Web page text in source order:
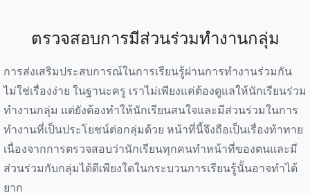
ตรวจสอบการมีส่วนร่วมทำงานกลุ่ม
การส่งเสริมประสบการณ์ในการเรียนรู้ผ่านการทำงานร่วมกัน
ไม่ใช่เรื่องง่าย ในฐานะครู เราไม่เพียงแค่ต้องดูแลให้นักเรียนร่วม
ทำงานกลุ่ม แต่ยังต้องทำให้นักเรียนสนใจและมีส่วนร่วมในการ
ทำงานที่เป็นประโยชน์ต่อกลุ่มด้วย หน้าที่นี้จึงถือเป็นเรื่องท้าทาย
เนื่องจากการตรวจสอบว่านักเรียนทุกคนทำหน้าที่ของตนและมี
ส่วนร่วมกับกลุ่มได้ดีเพียงใดในกระบวนการเรียนรู้นั้นอาจทำได้
ยาก